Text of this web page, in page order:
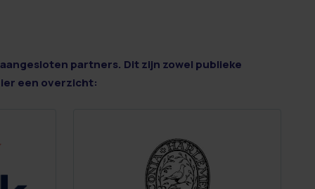
partners. Dit zijn zowel publieke
een overzicht: